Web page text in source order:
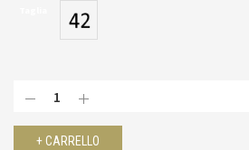
+ CARRELLO